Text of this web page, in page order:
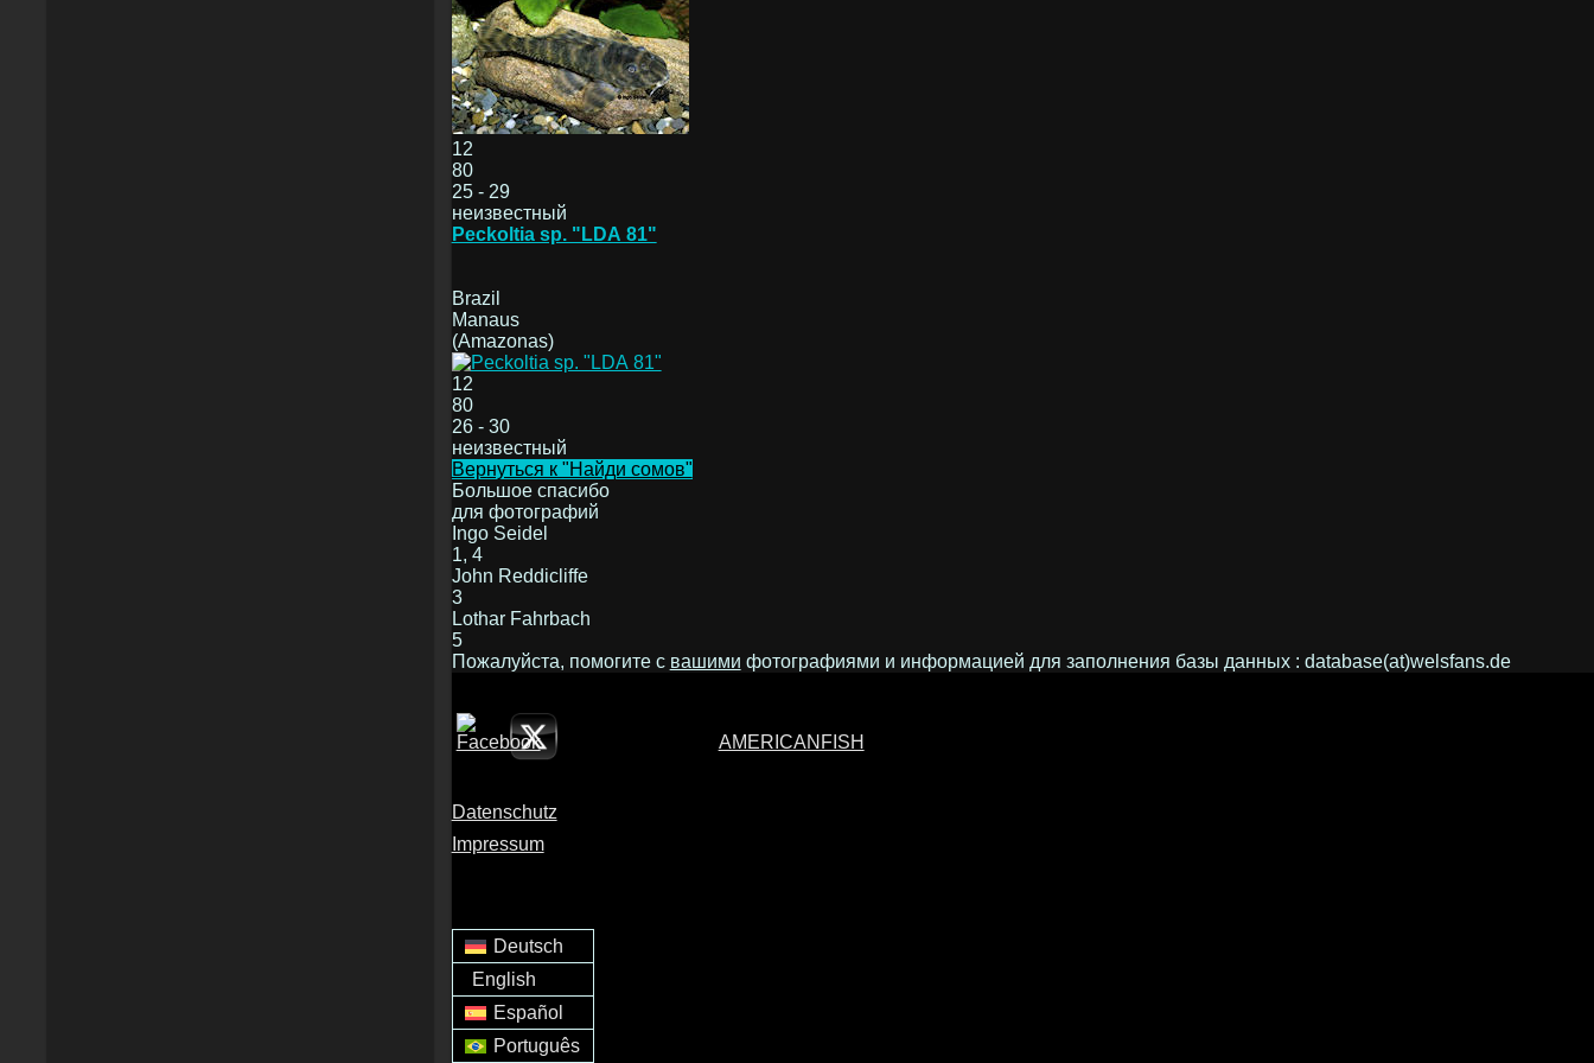
12
80
25 - 29
неизвестный
Peckoltia sp. "LDA 81"
Brazil
Manaus
(Amazonas)
12
80
26 - 30
неизвестный
Вернуться к "Найди сомов"
Большое спасибо
для фотографий
Ingo Seidel
1, 4
John Reddicliffe
3
Lothar Fahrbach
5
Пожалуйста, помогите с вашими фотографиями и информацией для заполнения базы данных : database(at)welsfans.de
AMERICANFISH
Datenschutz
Impressum
Deutsch
English
Español
Português